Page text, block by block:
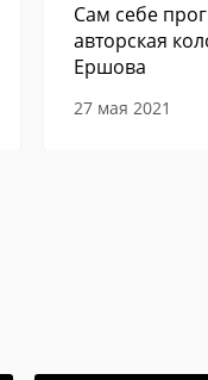
Сам себе
авторская
Ершова
27 мая 2021